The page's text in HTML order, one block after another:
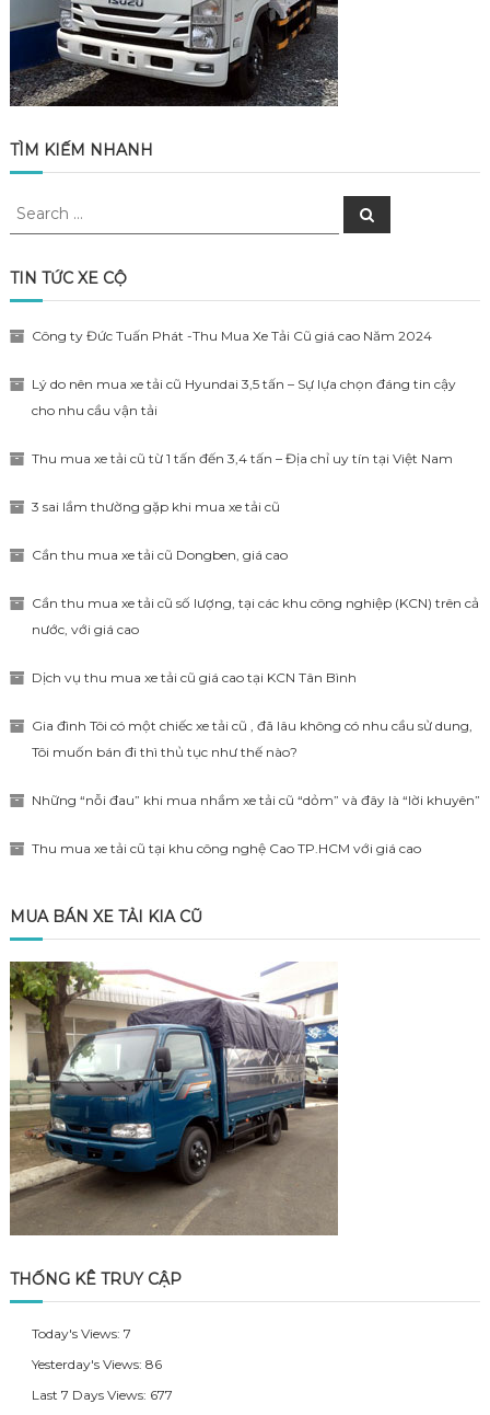
TÌM KIẾM NHANH
Search
Search
TIN TỨC XE CỘ
Công ty Đức Tuấn Phát -Thu Mua Xe Tải Cũ giá cao Năm 2024
Lý do nên mua xe tải cũ Hyundai 3,5 tấn – Sự lựa chọn đáng tin cậy
cho nhu cầu vận tải
Thu mua xe tải cũ từ 1 tấn đến 3,4 tấn – Địa chỉ uy tín tại Việt Nam
3 sai lầm thường gặp khi mua xe tải cũ
Cần thu mua xe tải cũ Dongben, giá cao
Cần thu mua xe tải cũ số lượng, tại các khu công nghiệp (KCN) trên cả
nước, với giá cao
Dịch vụ thu mua xe tải cũ giá cao tại KCN Tân Bình
Gia đình Tôi có một chiếc xe tải cũ , đã lâu không có nhu cầu sử dung,
Tôi muốn bán đi thì thủ tục như thế nào?
Những “nỗi đau” khi mua nhầm xe tải cũ “dỏm” và đây là “lời khuyên”
Thu mua xe tải cũ tại khu công nghệ Cao TP.HCM với giá cao
MUA BÁN XE TẢI KIA CŨ
THỐNG KÊ TRUY CẬP
Today's Views: 7
Yesterday's Views: 86
Last 7 Days Views: 677